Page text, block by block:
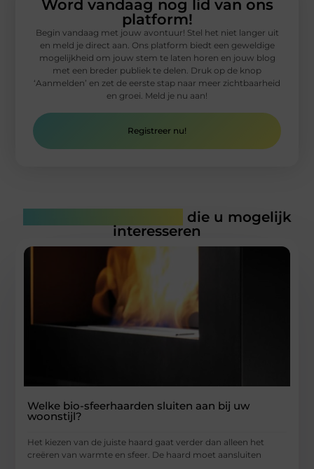
Word vandaag nog lid van ons
platform!
Begin vandaag met jouw avontuur! Stel het niet langer uit
en meld je direct aan. Ons platform biedt een geweldige
mogelijkheid om jouw stem te laten horen en jouw blog
met een breder publiek te delen. Druk op de knop
‘Aanmelden’ en zet de eerste stap naar meer zichtbaarheid
en groei. Meld je nu aan!
Registreer nu!
die u mogelijk
interesseren
Welke bio-sfeerhaarden sluiten aan bij uw
woonstijl?
Het kiezen van de juiste haard gaat verder dan alleen het
creëren van warmte en sfeer. De haard moet aansluiten